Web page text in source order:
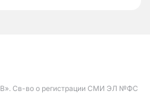
Св-во о регистрации СМИ ЭЛ №ФС